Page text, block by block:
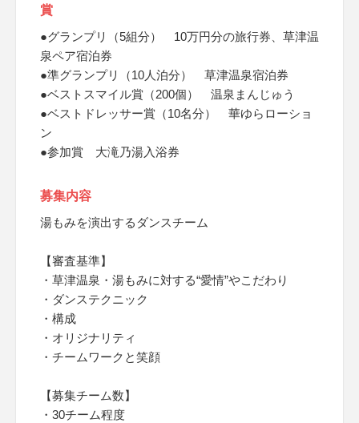
賞
●グランプリ（5組分） 10万円分の旅行券、草津温
泉ペア宿泊券
●準グランプリ（10人泊分） 草津温泉宿泊券
●ベストスマイル賞（200個） 温泉まんじゅう
●ベストドレッサー賞（10名分） 華ゆらローショ
ン
●参加賞 大滝乃湯入浴券
募集内容
湯もみを演出するダンスチーム
【審査基準】
・草津温泉・湯もみに対する“愛情”やこだわり
・ダンステクニック
・構成
・オリジナリティ
・チームワークと笑顔
【募集チーム数】
・30チーム程度